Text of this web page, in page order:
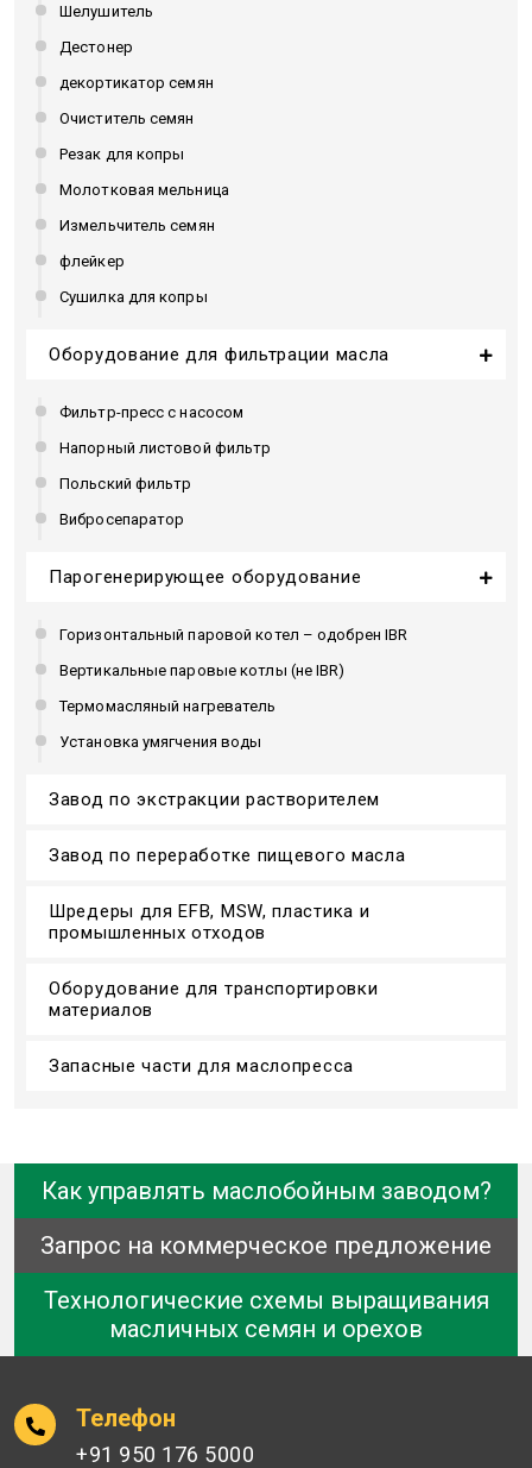
Шелушитель
Дестонер
декортикатор семян
Очиститель семян
Резак для копры
Молотковая мельница
Измельчитель семян
флейкер
Сушилка для копры
Оборудование для фильтрации масла
Фильтр-пресс с насосом
Напорный листовой фильтр
Польский фильтр
Вибросепаратор
Парогенерирующее оборудование
Горизонтальный паровой котел – одобрен IBR
Вертикальные паровые котлы (не IBR)
Термомасляный нагреватель
Установка умягчения воды
Завод по экстракции растворителем
Завод по переработке пищевого масла
Шредеры для EFB, MSW, пластика и
промышленных отходов
Оборудование для транспортировки
материалов
Запасные части для маслопресса
Как управлять маслобойным заводом?
Запрос на коммерческое предложение
Технологические схемы выращивания
масличных семян и орехов
Телефон
+91 950 176 5000